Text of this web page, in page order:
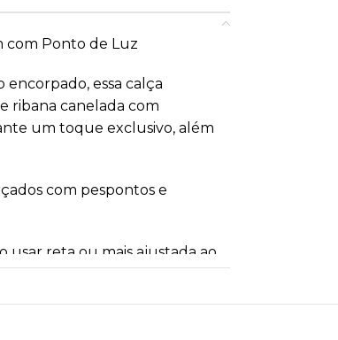
com Ponto de Luz
essa calça
ribana canelada com
um toque exclusivo, além
com pespontos e
reta ou mais ajustada ao